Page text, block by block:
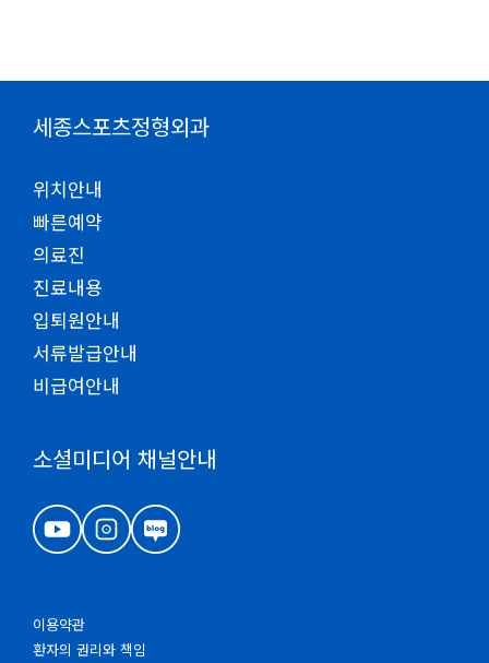
세종스포츠정형외과
위치안내
빠른예약
의료진
진료내용
입퇴원안내
서류발급안내
비급여안내
소셜미디어 채널안내
이용약관
환자의 권리와 책임